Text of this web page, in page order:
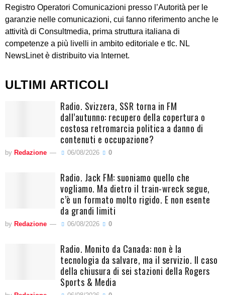
Registro Operatori Comunicazioni presso l’Autorità per le
garanzie nelle comunicazioni, cui fanno riferimento anche le
attività di Consultmedia, prima struttura italiana di
competenze a più livelli in ambito editoriale e tlc. NL
NewsLinet è distribuito via Internet.
ULTIMI ARTICOLI
Radio. Svizzera, SSR torna in FM
dall’autunno: recupero della copertura o
costosa retromarcia politica a danno di
contenuti e occupazione?
by Redazione 06/08/2026 0
Radio. Jack FM: suoniamo quello che
vogliamo. Ma dietro il train-wreck segue,
c’è un formato molto rigido. E non esente
da grandi limiti
by Redazione 06/08/2026 0
Radio. Monito da Canada: non è la
tecnologia da salvare, ma il servizio. Il caso
della chiusura di sei stazioni della Rogers
Sports & Media